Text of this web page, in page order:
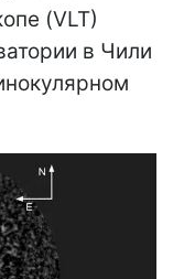
(VLT)
в Чили